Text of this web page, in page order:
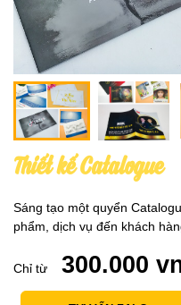
Thiết kếCatalogue
Sáng tạo một quyển
phẩm, dịch vụ đến khách
Chỉ từ 300.000